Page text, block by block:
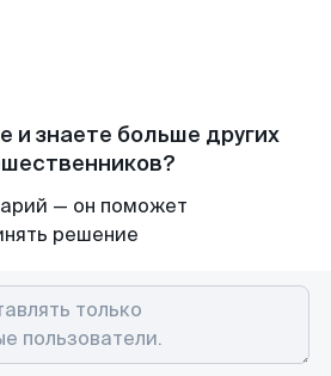
и знаете больше других
— он поможет
решение